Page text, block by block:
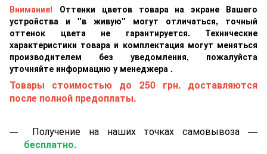
Внимание!
Оттенки цветов товара на экране Вашего
устройства и "в живую" могут отличаться, точный
оттенок цвета не гарантируется. Технические
характеристики товара и комплектация могут меняться
производителем без уведомления, пожалуйста
уточняйте информацию у менеджера .
Товары стоимостью до 250 грн. доставляются
после полной предоплаты.
Получение на наших точках самовывоза —
бесплатно.